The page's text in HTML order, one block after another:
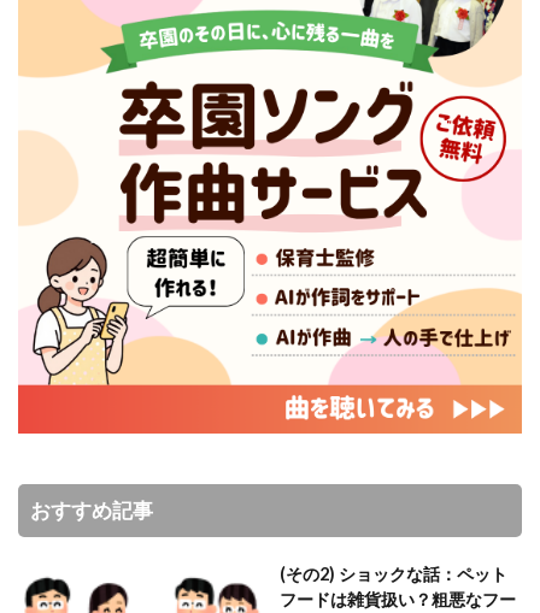
おすすめ記事
(その2) ショックな話：ペット
フードは雑貨扱い？粗悪なフー